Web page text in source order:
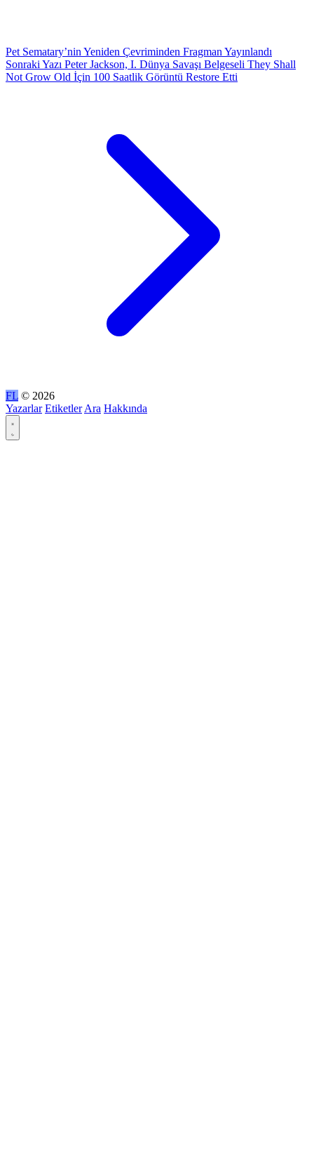
Pet Sematary’nin Yeniden Çevriminden Fragman Yayınlandı
Sonraki Yazı Peter Jackson, I. Dünya Savaşı Belgeseli They Shall
Not Grow Old İçin 100 Saatlik Görüntü Restore Etti
FL © 2026
Yazarlar Etiketler Ara Hakkında